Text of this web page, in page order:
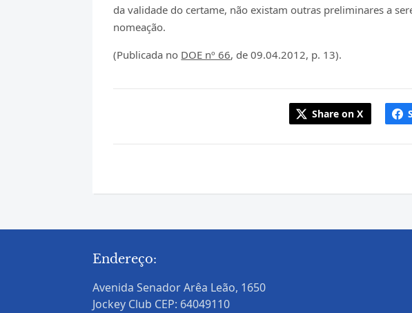
da validade do certame, não existam outras preliminares a
nomeação.
(Publicada no DOE nº 66, de 09.04.2012, p. 13).
Share on X
Endereço:
Avenida Senador Arêa Leão, 1650
Jockey Club CEP: 64049110